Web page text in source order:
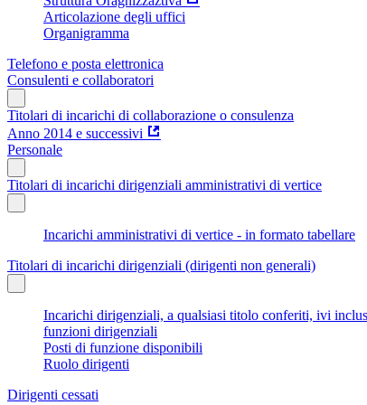
Articolazione degli uffici
Organigramma
Telefono e posta elettronica
Consulenti e collaboratori
Titolari di incarichi di collaborazione o consulenza
Anno 2014 e successivi
Personale
Titolari di incarichi dirigenziali amministrativi di vertice
Incarichi amministrativi di vertice - in formato tabellare
Titolari di incarichi dirigenziali (dirigenti non generali)
Incarichi dirigenziali, a qualsiasi titolo conferiti, ivi
funzioni dirigenziali
Posti di funzione disponibili
Ruolo dirigenti
Dirigenti cessati